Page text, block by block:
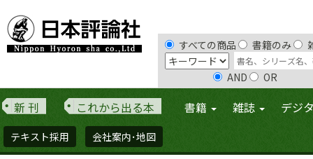
すべての商品 書籍のみ
AND OR
新 刊 これから出る本 書籍 雑誌 デジ
テキスト採用 会社案内･地図